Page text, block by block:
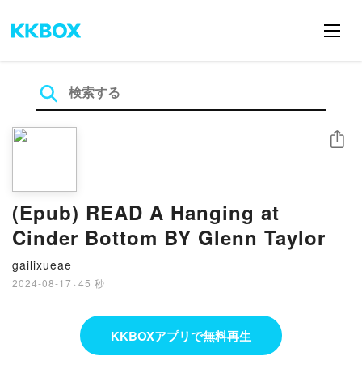
(Epub) READ A Hanging at
Cinder Bottom BY Glenn Taylor
gailixueae
2024-08-17 · 45 秒
シェア
KKBOXアプリで無料再生